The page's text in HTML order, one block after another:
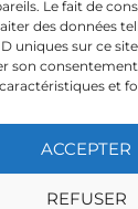
Le fait de
des données
uniques sur ce
son
et
ACCEPTER
REFUSER
:4 rue
33170